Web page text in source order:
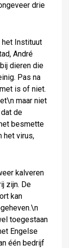
drie
Instituut
André
dieren die
Pas na
is of niet.
maar niet
de
besmette
het virus,
kalveren
zijn. De
kan
toegestaan
Engelse
één bedrijf